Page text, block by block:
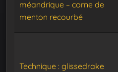
méandrique – corne de
menton recourbé
Technique : glissedrake